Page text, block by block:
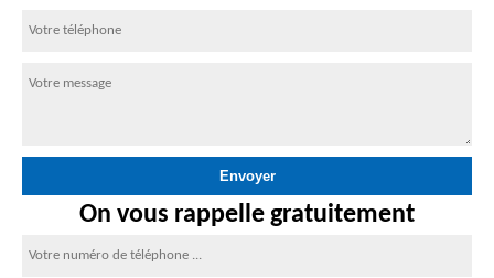
On vous rappelle gratuitement